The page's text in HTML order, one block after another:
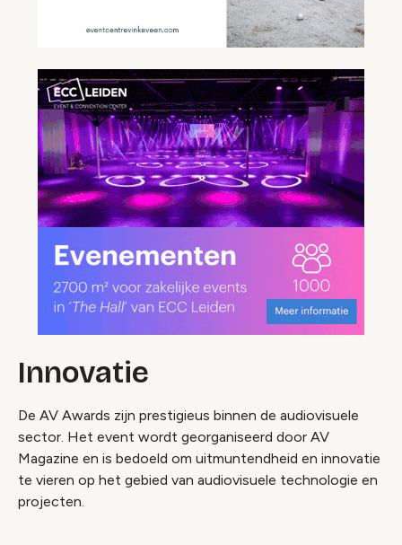
Innovatie
De AV Awards zijn prestigieus binnen de audiovisuele
sector. Het event wordt georganiseerd door AV
Magazine en is bedoeld om uitmuntendheid en innovatie
te vieren op het gebied van audiovisuele technologie en
projecten.